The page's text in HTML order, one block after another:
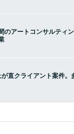
のアートコンサルティ
直クライアント案件。